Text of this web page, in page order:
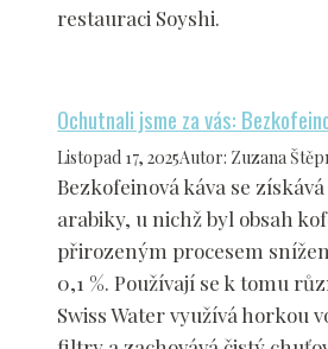
restauraci Soyshi.
Ochutnali jsme za vás:
Listopad 17, 2025Autor: Zuzana
Bezkofeinová káva se
arabiky, u nichž byl obsah
přirozeným procesem
0,1 %. Používají se k tomu
Swiss Water využívá horkou